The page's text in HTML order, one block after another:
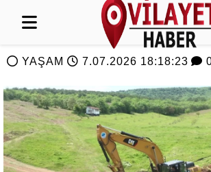
YAŞAM 7.07.2026 18:18:23